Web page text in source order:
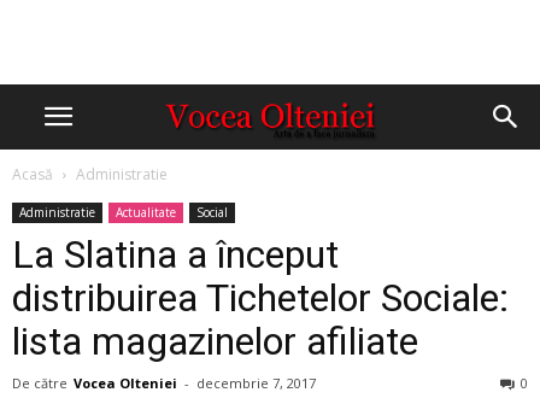
Acasă Administratie
Administratie Actualitate Social
La Slatina a început
distribuirea Tichetelor Sociale:
lista magazinelor afiliate
De către Vocea Olteniei - decembrie 7, 2017 0